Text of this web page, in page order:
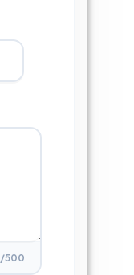
/500